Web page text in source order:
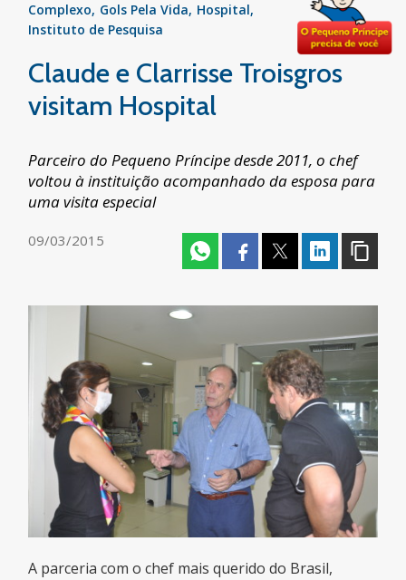
Complexo Gols Pela Vida Hospital
Instituto de Pesquisa
Claude e Clarrisse Troisgros
visitam Hospital
Parceiro do Pequeno Príncipe desde 2011, o chef
voltou à instituição acompanhado da esposa para
uma visita especial
09/03/2015
A parceria com o chef mais querido do Brasil,